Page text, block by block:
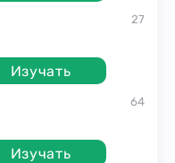
Изучать
27
Изучать
64